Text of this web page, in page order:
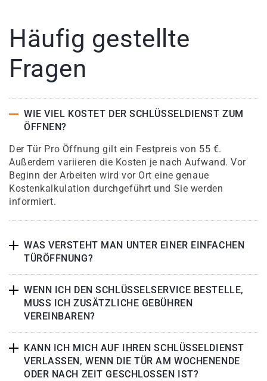
Häufig gestellte
Fragen
WIE VIEL KOSTET DER SCHLÜSSELDIENST ZUM
ÖFFNEN?
Der Tür Pro Öffnung gilt ein Festpreis von 55 €.
Außerdem variieren die Kosten je nach Aufwand. Vor
Beginn der Arbeiten wird vor Ort eine genaue
Kostenkalkulation durchgeführt und Sie werden
informiert.
WAS VERSTEHT MAN UNTER EINER EINFACHEN
TÜRÖFFNUNG?
WENN ICH DEN SCHLÜSSELSERVICE BESTELLE,
MUSS ICH ZUSÄTZLICHE GEBÜHREN
VEREINBAREN?
KANN ICH MICH AUF IHREN SCHLÜSSELDIENST
VERLASSEN, WENN DIE TÜR AM WOCHENENDE
ODER NACH ZEIT GESCHLOSSEN IST?